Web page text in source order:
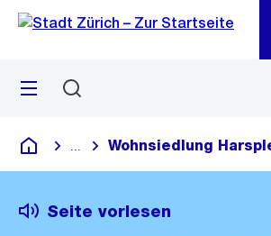
Navigation
Sprunglink
Menü
Deutsch
Blende alle Breadcrumbs ein
Wohnsiedlung
Seite vorlesen